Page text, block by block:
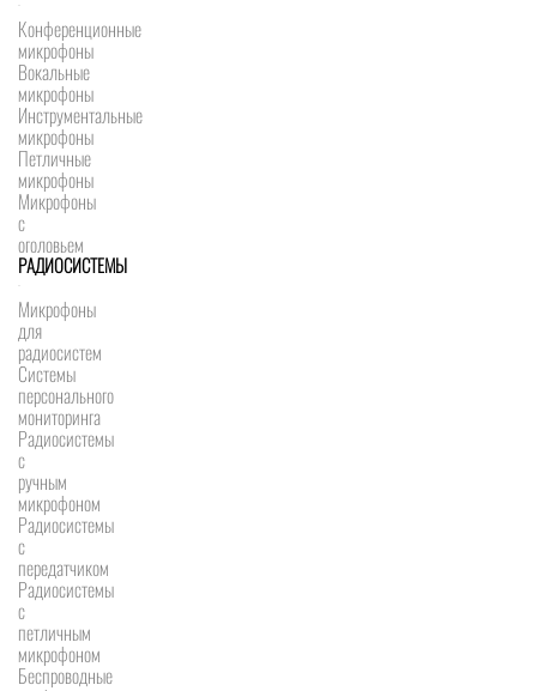
Конференционные
микрофоны
Вокальные
микрофоны
Инструментальные
микрофоны
Петличные
микрофоны
Микрофоны
с
оголовьем
РАДИОСИСТЕМЫ
Микрофоны
для
радиосистем
Системы
персонального
мониторинга
Радиосистемы
c
ручным
микрофоном
Радиосистемы
с
передатчиком
Радиосистемы
с
петличным
микрофоном
Беспроводные